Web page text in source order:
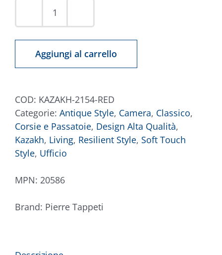
Tappeto
Rosso
quantità
Aggiungi al carrello
COD: KAZAKH-2154-RED
Categorie: Antique Style, Camera, Classico,
Corsie e Passatoie, Design Alta Qualità,
Kazakh, Living, Resilient Style, Soft Touch
Style, Ufficio
MPN: 20586
Brand: Pierre Tappeti